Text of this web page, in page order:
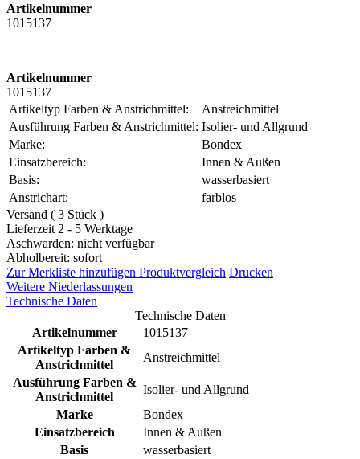
Artikelnummer
1015137
Artikelnummer
1015137
Artikeltyp Farben & Anstrichmittel:
Anstreichmittel
Ausführung Farben & Anstrichmittel: Isolier- und Allgrund
Marke:
Bondex
Einsatzbereich:
Innen & Außen
Basis:
wasserbasiert
Anstrichart:
farblos
Versand ( 3 Stück )
Lieferzeit 2 - 5 Werktage
Aschwarden: nicht verfügbar
Abholbereit: sofort
Zur Merkliste hinzufügen Produktvergleich Drucken
Weitere Niederlassungen
Technische Daten
Technische Daten
Artikelnummer
1015137
Artikeltyp Farben &
Anstrichmittel
Anstreichmittel
Ausführung Farben &
Anstrichmittel
Isolier- und Allgrund
Marke
Bondex
Einsatzbereich
Innen & Außen
Basis
wasserbasiert